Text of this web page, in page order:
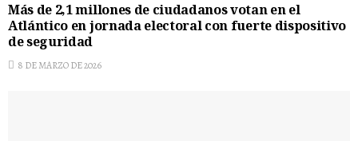
Más de 2,1 millones de ciudadanos votan en el
Atlántico en jornada electoral con fuerte dispositivo
de seguridad
8 DE MARZO DE 2026